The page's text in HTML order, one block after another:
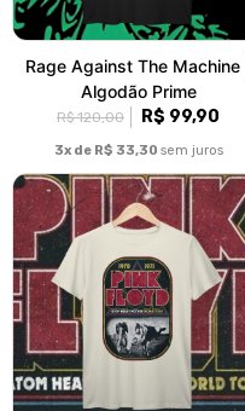
Rage Against The Machine |
Algodão Prime
R$ 120,00 R$ 99,90
3x de R$ 33,30 sem juros